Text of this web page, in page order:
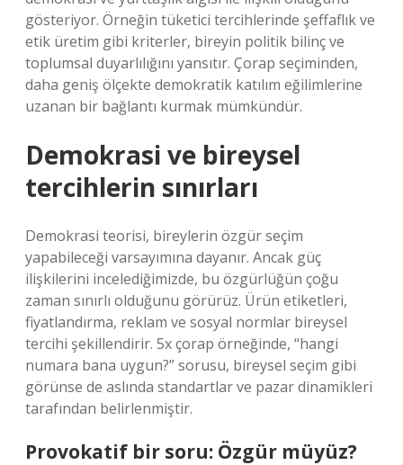
gösteriyor. Örneğin tüketici tercihlerinde şeffaflık ve
etik üretim gibi kriterler, bireyin politik bilinç ve
toplumsal duyarlılığını yansıtır. Çorap seçiminden,
daha geniş ölçekte demokratik katılım eğilimlerine
uzanan bir bağlantı kurmak mümkündür.
Demokrasi ve bireysel
tercihlerin sınırları
Demokrasi teorisi, bireylerin özgür seçim
yapabileceği varsayımına dayanır. Ancak güç
ilişkilerini incelediğimizde, bu özgürlüğün çoğu
zaman sınırlı olduğunu görürüz. Ürün etiketleri,
fiyatlandırma, reklam ve sosyal normlar bireysel
tercihi şekillendirir. 5x çorap örneğinde, “hangi
numara bana uygun?” sorusu, bireysel seçim gibi
görünse de aslında standartlar ve pazar dinamikleri
tarafından belirlenmiştir.
Provokatif bir soru: Özgür müyüz?